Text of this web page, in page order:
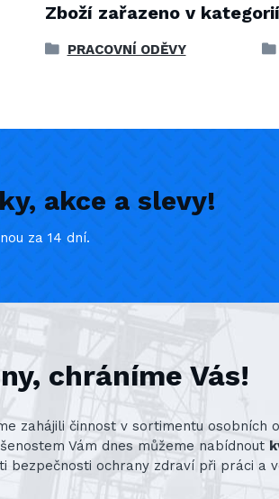
Zboží zařazeno v
PRACOVNÍ ODĚVY
akce a slevy!
za 14 dní.
chráníme Vás!
zahájili činnost v sortimentu osobních
Vám dnes můžeme nabídnout
bezpečnosti ochrany zdraví při práci a